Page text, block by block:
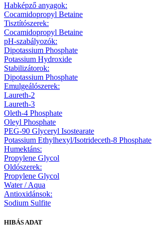
Habképző anyagok:
Cocamidopropyl Betaine
Tisztítószerek:
Cocamidopropyl Betaine
pH-szabályozók:
Dipotassium Phosphate
Potassium Hydroxide
Stabilizátorok:
Dipotassium Phosphate
Emulgeálószerek:
Laureth-2
Laureth-3
Oleth-4 Phosphate
Oleyl Phosphate
PEG-90 Glyceryl Isostearate
Potassium Ethylhexyl/Isotrideceth-8 Phosphate
Humektáns:
Propylene Glycol
Oldószerek:
Propylene Glycol
Water / Aqua
Antioxidánsok:
Sodium Sulfite
HIBÁS ADAT